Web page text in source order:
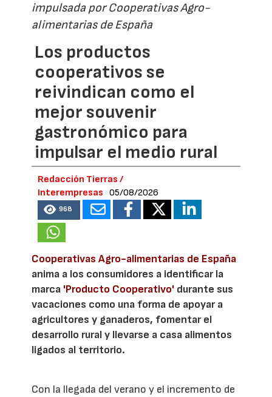
impulsada por Cooperativas Agro-
alimentarias de España
Los productos
cooperativos se
reivindican como el
mejor souvenir
gastronómico para
impulsar el medio rural
Redacción Tierras /
Interempresas
05/08/2026
968
Cooperativas Agro-alimentarias de España
anima a los consumidores a identificar la
marca 'Producto Cooperativo' durante sus
vacaciones como una forma de apoyar a
agricultores y ganaderos, fomentar el
desarrollo rural y llevarse a casa alimentos
ligados al territorio.
Con la llegada del verano y el incremento de